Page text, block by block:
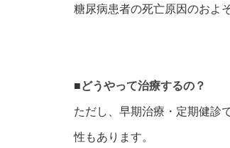
糖尿病患者の死亡原因のおよ
■どうやって治療するの？
ただし、早期治療・定期健診
性もあります。